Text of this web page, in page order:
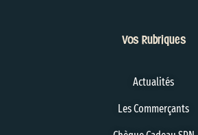
Vos Rubriques
Actualités
Les Commerçants